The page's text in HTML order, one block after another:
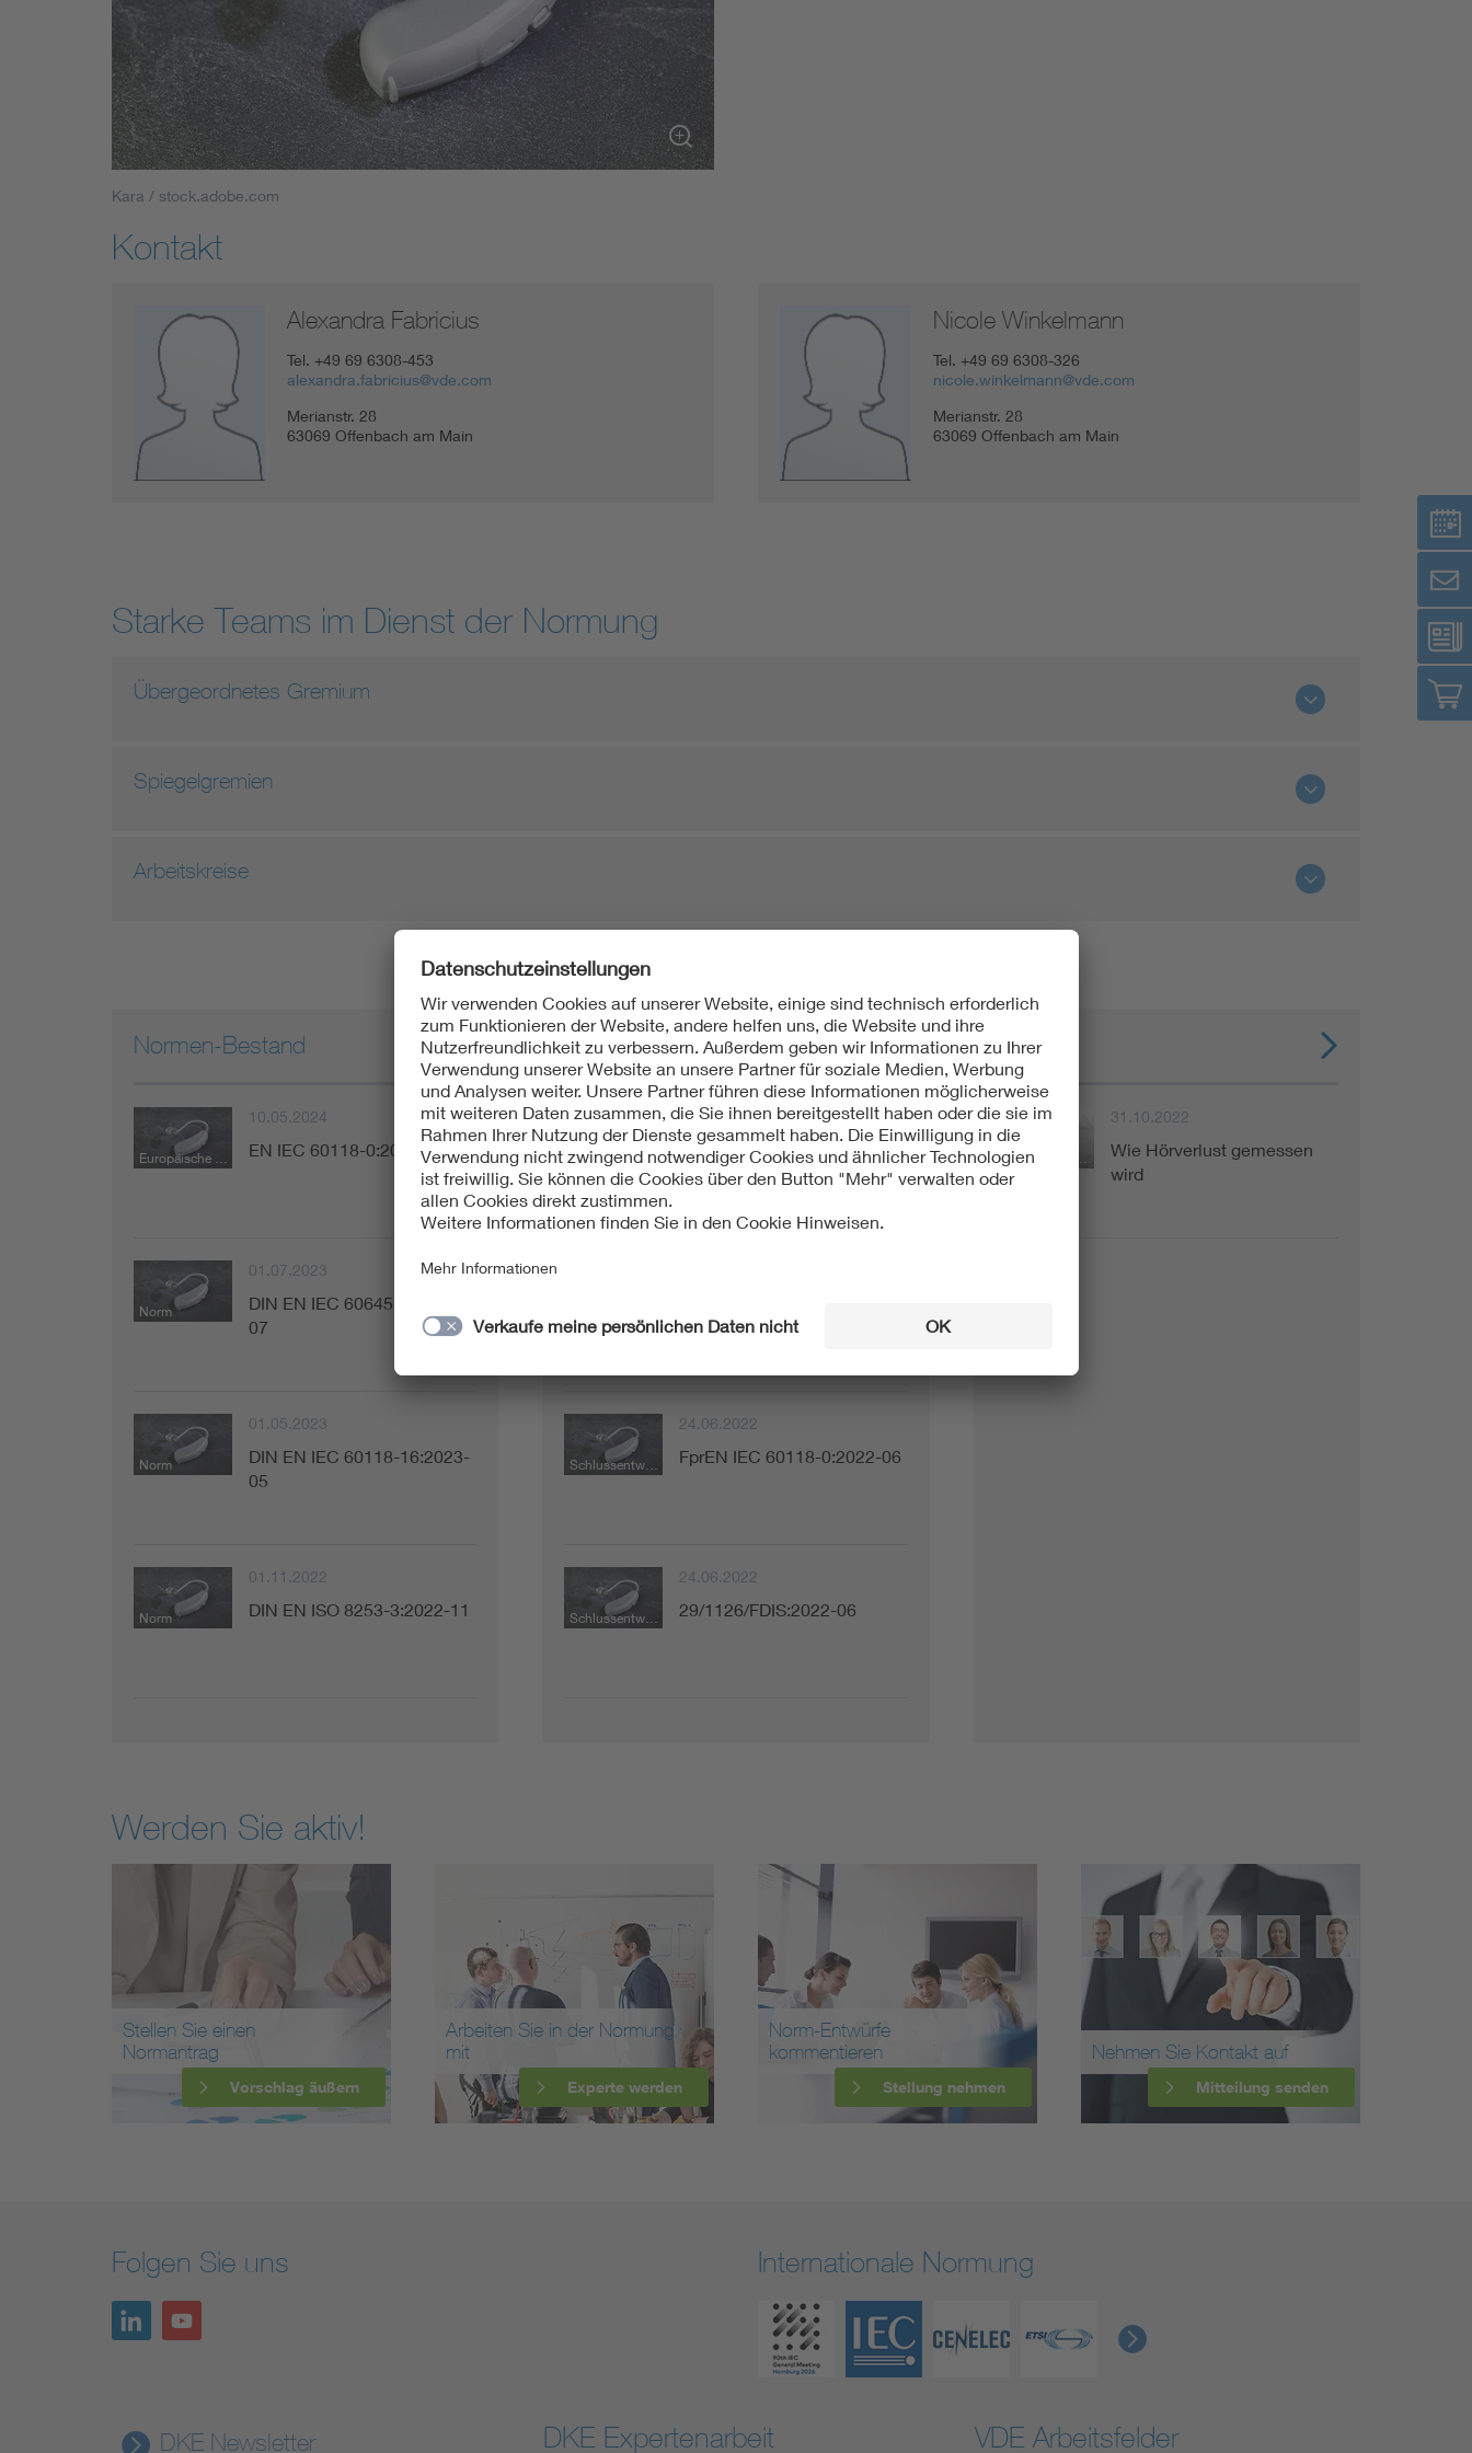
Living
Mobility
Smart Cities
DIN VDE 0100 für sichere Elektroinstallationen
Elektrofachkraft (EFK)
Kara / stock.adobe.com
Kontakt
Alexandra Fabricius
Tel. +49 69 6308-453
alexandra.fabricius@vde.com
Merianstr. 28
63069 Offenbach am Main
Nicole Winkelmann
Tel. +49 69 6308-326
nicole.winkelmann@vde.com
Merianstr. 28
63069 Offenbach am Main
Starke Teams im Dienst der Normung
Übergeordnetes Gremium
Spiegelgremien
Arbeitskreise
Normen-Bestand
Europäische Norm
10.05.2024
EN IEC 60118-0:2024-05
Norm
01.07.2023
DIN EN IEC 60645-6:2023-
07
Norm
01.05.2023
DIN EN IEC 60118-16:2023-
05
Norm
01.11.2022
DIN EN ISO 8253-3:2022-11
Normvorhaben und Entwürfe
Entwurf Europäische Norm
02.08.2024
prEN IEC 61252:2024-08
16:2022-07
Schlussentwurf Europäische Norm
24.06.2022
FprEN IEC 60118-0:2022-06
Schlussentwurf zur Abstimmung
24.06.2022
29/1126/FDIS:2022-06
News
Fachinformation
31.10.2022
Wie Hörverlust gemessen
wird
Werden Sie aktiv!
Stellen Sie einen
Normantrag
Vorschlag äußern
Arbeiten Sie in der Normung
mit
Experte werden
Norm-Entwürfe
kommentieren
Stellung nehmen
Nehmen Sie Kontakt auf
Mitteilung senden
Folgen Sie uns Internationale Normung
DKE Newsletter DKE Expertenarbeit VDE Arbeitsfelder